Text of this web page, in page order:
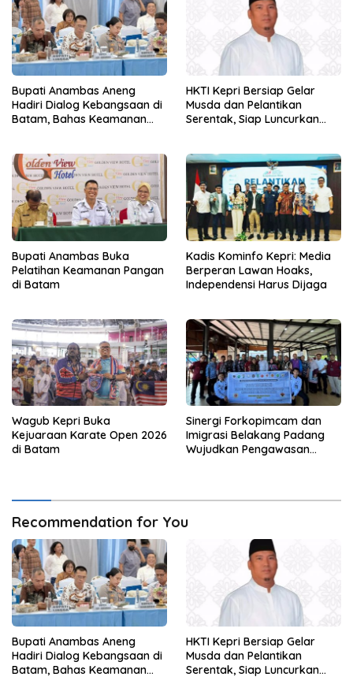
Bupati Anambas Aneng
Hadiri Dialog Kebangsaan di
Batam, Bahas Keamanan
HKTI Kepri Bersiap Gelar
Musda dan Pelantikan
Serentak, Siap Luncurkan
Bupati Anambas Buka
Pelatihan Keamanan Pangan
di Batam
Kadis Kominfo Kepri: Media
Berperan Lawan Hoaks,
Independensi Harus Dijaga
Wagub Kepri Buka
Kejuaraan Karate Open 2026
di Batam
Sinergi Forkopimcam dan
Imigrasi Belakang Padang
Wujudkan Pengawasan
Recommendation for You
Bupati Anambas Aneng
Hadiri Dialog Kebangsaan di
Batam, Bahas Keamanan
HKTI Kepri Bersiap Gelar
Musda dan Pelantikan
Serentak, Siap Luncurkan